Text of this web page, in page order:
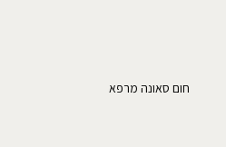
חום סאונה מרפא